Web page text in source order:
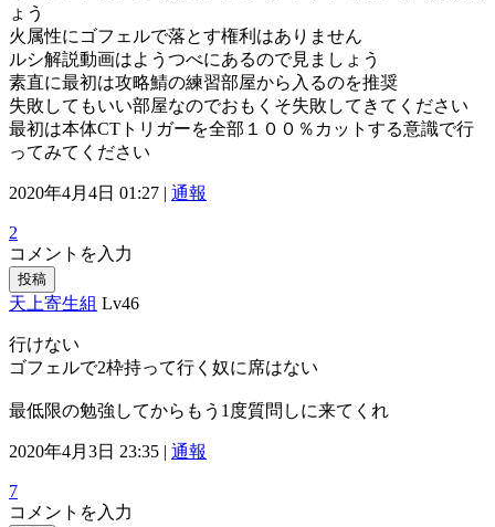
ょう
火属性にゴフェルで落とす権利はありません
ルシ解説動画はようつべにあるので見ましょう
素直に最初は攻略鯖の練習部屋から入るのを推奨
失敗してもいい部屋なのでおもくそ失敗してきてください
最初は本体CTトリガーを全部１００％カットする意識で行
ってみてください
2020年4月4日 01:27 | 通報
2
コメントを入力
投稿
天上寄生組 Lv46
行けない
ゴフェルで2枠持って行く奴に席はない
最低限の勉強してからもう1度質問しに来てくれ
2020年4月3日 23:35 | 通報
7
コメントを入力